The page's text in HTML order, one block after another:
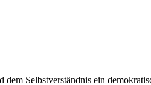
Selbstverständnis ein